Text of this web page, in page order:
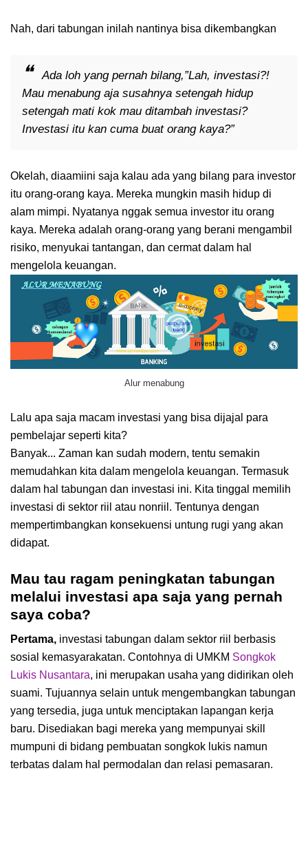
Nah, dari tabungan inilah nantinya bisa dikembangkan
Ada loh yang pernah bilang,”Lah, investasi?!
Mau menabung aja susahnya setengah hidup
setengah mati kok mau ditambah investasi?
Investasi itu kan cuma buat orang kaya?”
Okelah, diaamiini saja kalau ada yang bilang para investor
itu orang-orang kaya. Mereka mungkin masih hidup di
alam mimpi. Nyatanya nggak semua investor itu orang
kaya. Mereka adalah orang-orang yang berani mengambil
risiko, menyukai tantangan, dan cermat dalam hal
mengelola keuangan.
Alur menabung
Lalu apa saja macam investasi yang bisa dijajal para
pembelajar seperti kita?
Banyak... Zaman kan sudah modern, tentu semakin
memudahkan kita dalam mengelola keuangan. Termasuk
dalam hal tabungan dan investasi ini. Kita tinggal memilih
investasi di sektor riil atau nonriil. Tentunya dengan
mempertimbangkan konsekuensi untung rugi yang akan
didapat.
Mau tau ragam peningkatan tabungan
melalui investasi apa saja yang pernah
saya coba?
Pertama, investasi tabungan dalam sektor riil berbasis
sosial kemasyarakatan. Contohnya di UMKM Songkok
Lukis Nusantara, ini merupakan usaha yang didirikan oleh
suami. Tujuannya selain untuk mengembangkan tabungan
yang tersedia, juga untuk menciptakan lapangan kerja
baru. Disediakan bagi mereka yang mempunyai skill
mumpuni di bidang pembuatan songkok lukis namun
terbatas dalam hal permodalan dan relasi pemasaran.